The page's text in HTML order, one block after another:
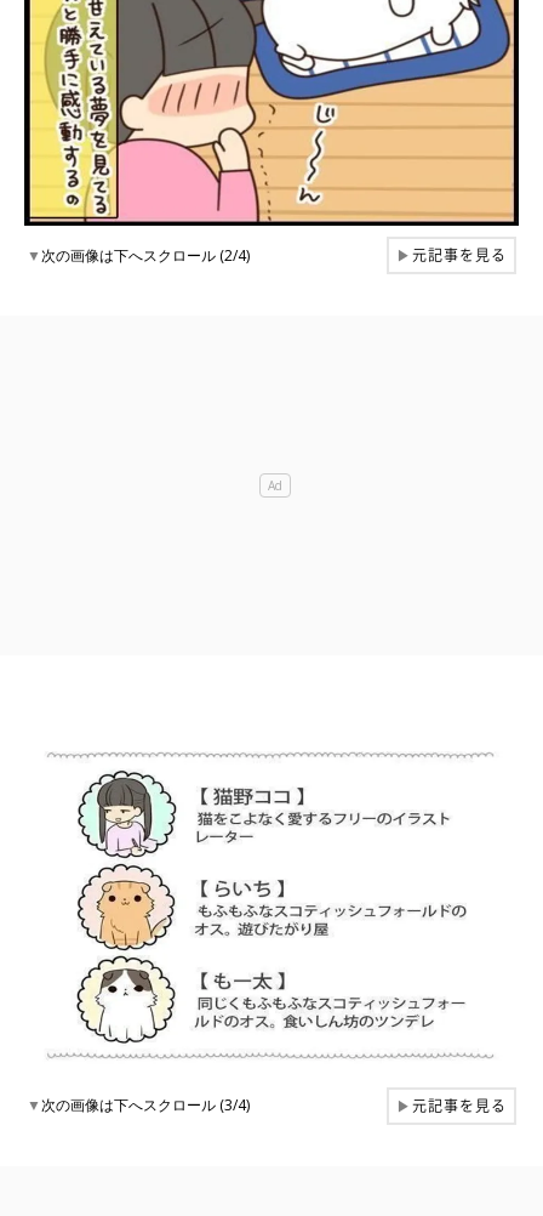
▼次の画像は下へスクロール (2/4) ▶元記事を見る
▼次の画像は下へスクロール (3/4) ▶元記事を見る